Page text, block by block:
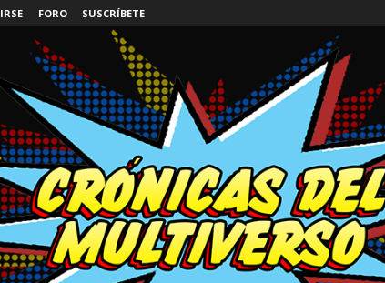
FORO SUSCRÍBETE